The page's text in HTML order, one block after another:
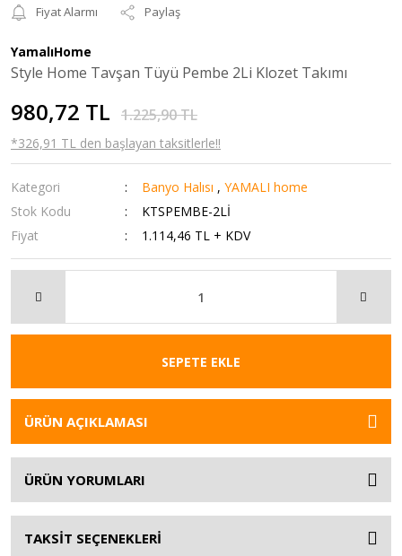
Fiyat Alarmı
Paylaş
YamalıHome
Style Home Tavşan Tüyü Pembe 2Li Klozet Takımı
980,72 TL 1.225,90 TL
*326,91 TL den başlayan taksitlerle!!
Kategori Banyo Halısı ,YAMALI home
Stok Kodu
KTSPEMBE-2Lİ
Fiyat
1.114,46 TL + KDV
SEPETE EKLE
ÜRÜN AÇIKLAMASI
ÜRÜN YORUMLARI
TAKSİT SEÇENEKLERİ